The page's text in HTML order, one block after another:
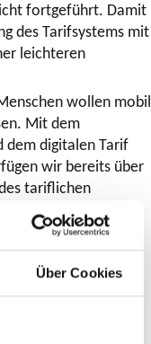
Über Cookies
fortgeführt. Damit
des Tarifsystems mit
leichteren
wollen mobil
Mit dem
dem digitalen Tarif
wir bereits über
tariflichen
nicht
eine einfache
genau das, was